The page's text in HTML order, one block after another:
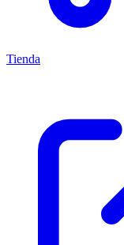
Tienda